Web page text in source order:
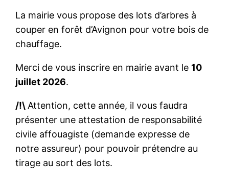
La mairie vous propose des lots d’arbres à
couper en forêt d’Avignon pour votre bois de
chauffage.
Merci de vous inscrire en mairie avant le 10
juillet 2026.
/!\ Attention, cette année, il vous faudra
présenter une attestation de responsabilité
civile affouagiste (demande expresse de
notre assureur) pour pouvoir prétendre au
tirage au sort des lots.